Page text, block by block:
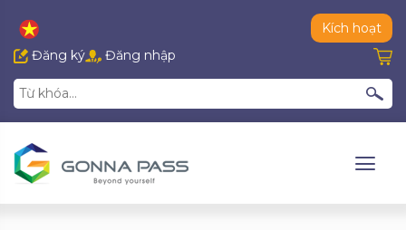
Kích hoạt
Đăng ký
Đăng nhập